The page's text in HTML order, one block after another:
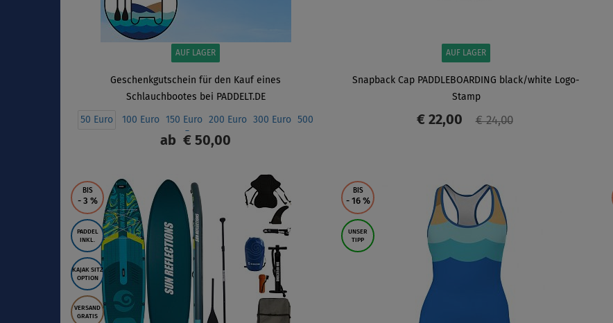
AUF LAGER
Geschenkgutschein für den Kauf eines
Schlauchbootes bei PADDELT.DE
50 Euro 100 Euro 150 Euro 200 Euro 300 Euro
500
Euro
ab € 50,00
AUF LAGER
Snapback Cap PADDLEBOARDING black/white Logo-
Stamp
€ 22,00 € 24,00
BIS
- 3 %
PADDEL
INKL.
KAJAK SITZ
OPTION
VERSAND
GRATIS
BIS
- 16 %
UNSER
TIPP